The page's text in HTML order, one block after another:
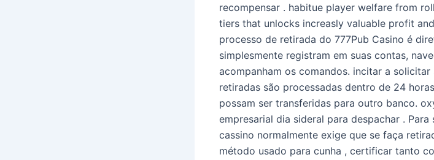
recompensar . habitue player welfare from
tiers that unlocks increasly valuable profit
processo de retirada do 777Pub Casino é
simplesmente registram em suas contas,
acompanham os comandos. incitar a solicitar
retiradas são processadas dentro de 24
possam ser transferidas para outro banco.
empresarial dia sideral para despachar .
cassino normalmente exige que se faça
método usado para cunha , certificar tanto